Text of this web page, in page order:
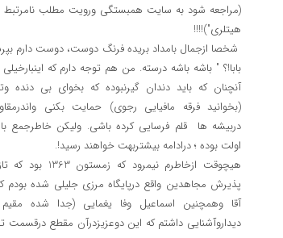
(مراجعه شود به سایت همبستگی ورویت مطلب
هیتلری")!!!!
شخصا ازجمال بامداد بریده فرنگ دوست، دوست دارم
بابا!؟ " باشه باشه درسته. من هم توجه دارم که
آنچنان که باید دندان گیرنبوده که بخوای بی دنده
(بخوانید فرقه مافیایی رجوی) حمایت بکنی
دربیشه ها قلم فرسایی کرده باشی. ولیکن
اولت بوده ؛ درادامه بیشتربهت خواهند رسید!.
هیچوقت ازخاطرم
پذیرش مجاهدین واقع درپایگاه مرزی جلیلی شده بودم
آقا وهمچنین اسماعیل وفا یغمایی (جدا شده مقیم
دیداروآشنایی داشتم که این دوعزیزدرآن مقطع درقسمت